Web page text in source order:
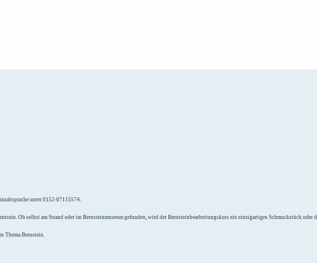
unter 0152-07115574.
Ob selbst am Strand oder im Bernsteinmuseum gefunden, wird der Bernsteinbearbeitungskurs ein einzigartiges Schmuckstück oder
Thema Bernstein.